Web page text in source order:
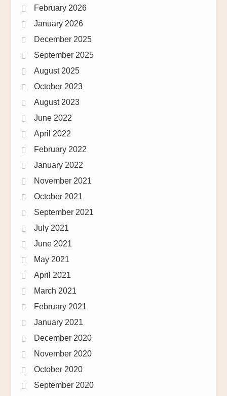
February 2026
January 2026
December 2025
September 2025
August 2025
October 2023
August 2023
June 2022
April 2022
February 2022
January 2022
November 2021
October 2021
September 2021
July 2021
June 2021
May 2021
April 2021
March 2021
February 2021
January 2021
December 2020
November 2020
October 2020
September 2020